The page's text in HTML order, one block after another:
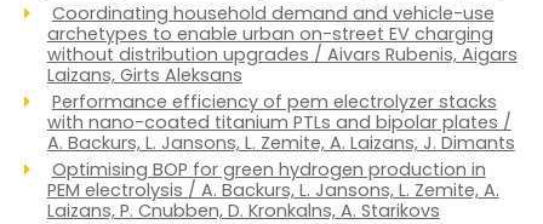
Coordinating household demand and vehicle-use
archetypes to enable urban on-street EV charging
without distribution upgrades / Aivars Rubenis, Aigars
Laizans, Girts Aleksans
Performance efficiency of pem electrolyzer stacks
with nano-coated titanium PTLs and bipolar plates /
A. Backurs, L. Jansons, L. Zemite, A. Laizans, J. Dimants
Optimising BOP for green hydrogen production in
PEM electrolysis / A. Backurs, L. Jansons, L. Zemite, A.
Laizans, P. Cnubben, D. Kronkalns, A. Starikovs